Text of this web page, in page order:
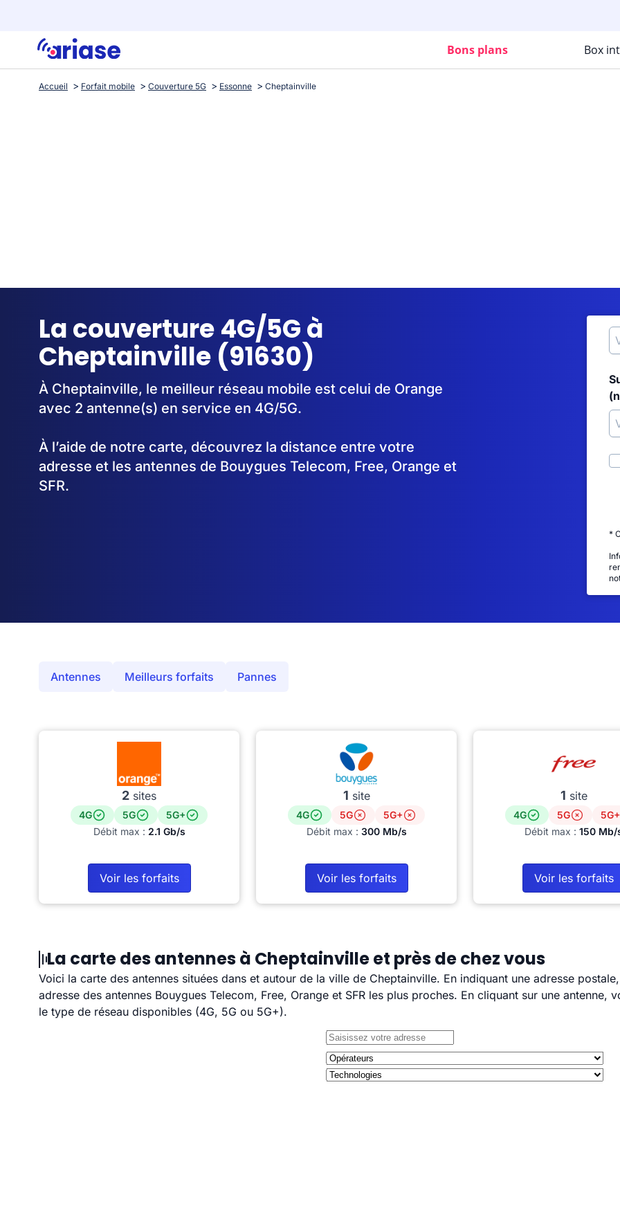
Bons plans Box
Accueil Forfait mobile Couverture 5G Essonne Cheptainville
La couverture 4G/5G à
Cheptainville (91630)
À Cheptainville, le meilleur réseau mobile est celui de Orange
avec 2 antenne(s) en service en 4G/5G.
À l’aide de notre carte, découvrez la distance entre votre
adresse et les antennes de Bouygues Telecom, Free, Orange et
SFR.
*
Antennes Meilleurs forfaits Pannes
2 sites
4G 5G
5G+
Débit max : 2.1 Gb/s
Voir les forfaits
1 site
4G 5G
5G+
Débit max : 300 Mb/s
Voir les forfaits
1 site
4G 5G
5G+
Débit max : 150 Mb/
Voir les forfaits
La carte des antennes à Cheptainville et près de chez vous
Voici la carte des antennes situées dans et autour de la ville de Cheptainville. En indiquant une adresse
adresse des antennes Bouygues Telecom, Free, Orange et SFR les plus proches. En cliquant sur une
le type de réseau disponibles (4G, 5G ou 5G+).